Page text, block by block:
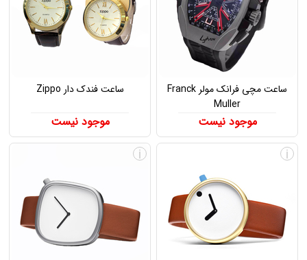
ساعت مچی فرانک مولر Franck
Muller
موجود نیست
ساعت فندک دار Zippo
موجود نیست
i
i